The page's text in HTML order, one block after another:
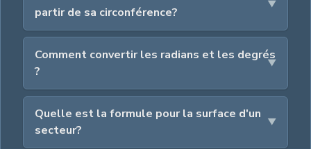
partir de sa circonférence?
Comment convertir les radians et les degrés
?
Quelle est la formule pour la surface d'un
secteur?